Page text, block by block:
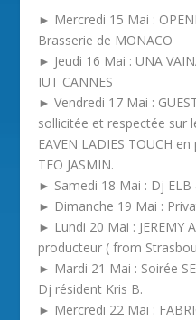
► Mercredi 15 Mai :
Brasserie de MONACO
► Jeudi 16 Mai : UNA
IUT CANNES
► Vendredi 17 Mai :
sollicitée et respectée sur
EAVEN LADIES TOUCH
TEO JASMIN.
► Samedi 18 Mai : Dj ELB
► Dimanche 19 Mai :
► Lundi 20 Mai : JEREMY
producteur ( from
► Mardi 21 Mai : Soirée
Dj résident Kris B.
► Mercredi 22 Mai :